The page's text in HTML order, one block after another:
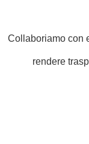
Collaboriamo con
rendere